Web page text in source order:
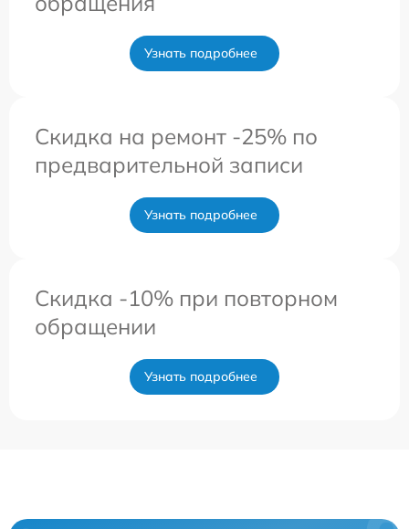
Узнать подробнее
Скидка на ремонт -25% по
предварительной записи
Узнать подробнее
Скидка -10% при повторном
обращении
Узнать подробнее